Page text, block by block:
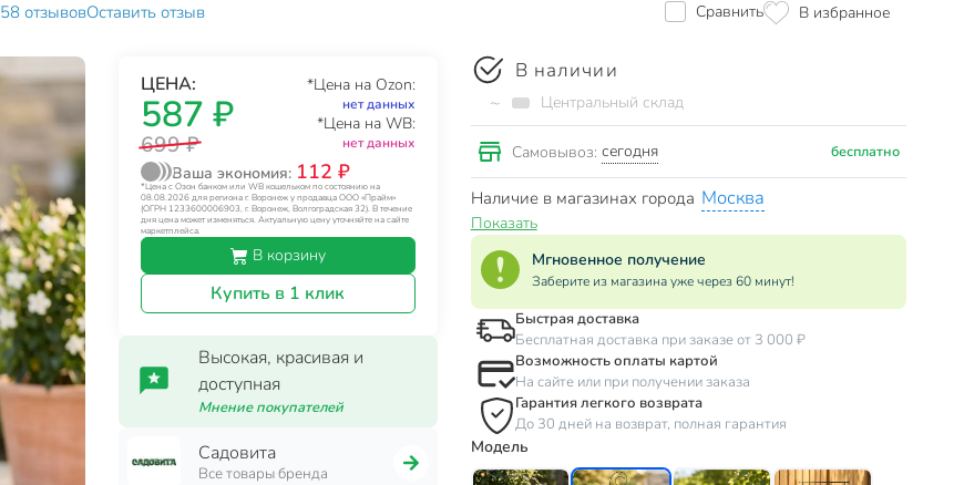
58 отзывовОставить отзыв Сравнить В избранное
ЦЕНА:
587 ₽
699 ₽
*Цена на Ozon:
нет данных
*Цена на WB:
нет данных
Ваша экономия: 112 ₽
*Цена с Озон банком или WB кошельком по состоянию на
08.08.2026 для региона г. Воронеж у продавца ООО «Прайм»
(ОГРН 1233600006903, г. Воронеж, Волгоградская 32). В течение
дня цена может изменяться. Актуальную цену уточняйте на сайте
маркетплейса.
В корзину
Купить в 1 клик
Высокая, красивая и
доступная
Мнение покупателей
Садовита
Все товары бренда
В наличии
~ Центральный склад
Самовывоз: сегодня бесплатно
Наличие в магазинах города Москва
Показать
Мгновенное получение
Заберите из магазина уже через 60 минут!
Быстрая доставка
Бесплатная доставка при заказе от 3 000 ₽
Возможность оплаты картой
На сайте или при получении заказа
Гарантия легкого возврата
До 30 дней на возврат, полная гарантия
Модель